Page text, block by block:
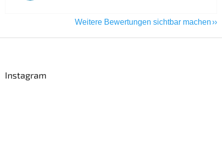
Weitere Bewertungen sichtbar machen
Instagram